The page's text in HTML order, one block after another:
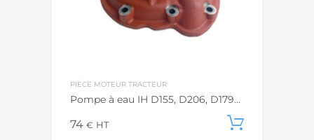
PIÈCE MOTEUR TRACTEUR
Pompe à eau IH D155, D206, D179…
74 € HT